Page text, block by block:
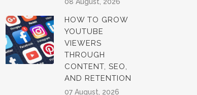
HOW TO GROW
YOUTUBE
VIEWERS
THROUGH
CONTENT, SEO,
AND RETENTION
07 August, 2026